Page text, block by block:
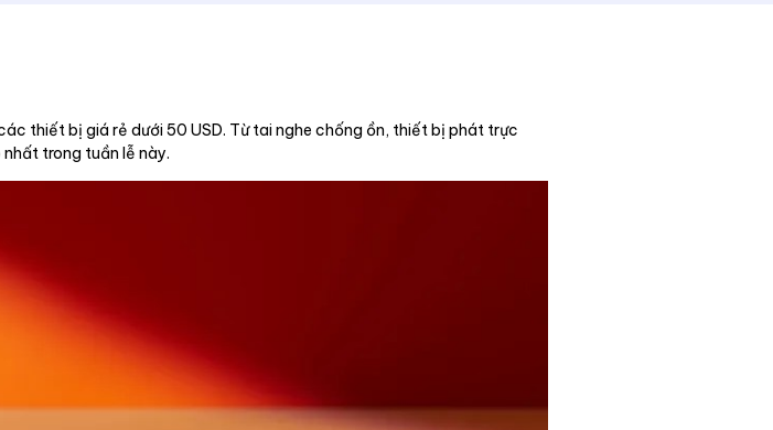
thiết bị giá rẻ dưới 50 USD. Từ tai nghe chống ồn, thiết bị phát trực
trong tuần lễ này.